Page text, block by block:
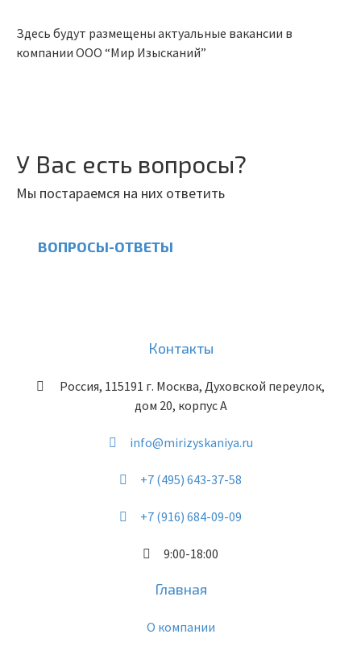
Здесь будут размещены актуальные вакансии в
компании ООО “Мир Изысканий”
У Вас есть вопросы?
Мы постараемся на них ответить
ВОПРОСЫ-ОТВЕТЫ
Контакты
Россия, 115191 г. Москва, Духовской переулок,
дом 20, корпус А
info@mirizyskaniya.ru
+7 (495) 643-37-58
+7 (916) 684-09-09
9:00-18:00
Главная
О компании